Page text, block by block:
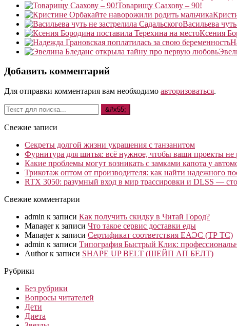
Товарищу Саахову – 90!
Васильева
Ксения
Добавить комментарий
Для отправки комментария вам необходимо авторизоваться.
Свежие записи
Секреты долгой жизни украшения с танзанитом
Фурнитура для шитья: всё нужное, чтобы ваши проекты не
Какие проблемы могут возникать с замками капота у
Трикотаж оптом от производителя: как найти надежного
RTX 3050: разумный вход в мир трассировки и DLSS —
Свежие комментарии
admin к записи Как получить скидку в Читай Город?
Managerк записи Что такое сервис доставки еды
Managerк записи Сертификат соответствия ЕАЭС (ТР ТС)
admin к записи Типография Быстрый Клик:
Authorк записи SHAPE UP BELT (ШЕЙП АП БЕЛТ)
Рубрики
Без рубрики
Вопросы читателей
Дети
Диета